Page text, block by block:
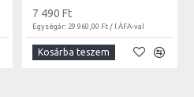
7 490 Ft
Egységár: 29 960,00 Ft / l ÁFA-val
Kosárba teszem